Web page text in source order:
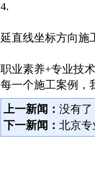
4.
延直线坐标方向施
职业素养+专业技
每一个施工案例，
上一新闻： 没有了
下一新闻： 北京